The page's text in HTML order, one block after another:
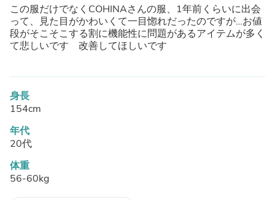
この服だけでなくCOHINAさんの服、1年前くらいに出会
って、見た目がかわいくて一目惚れだったのですが…お値
段がそこそこする割に機能性に問題があるアイテムが多く
て悲しいです 改善してほしいです
身長
154cm
年代
20代
体重
56-60kg